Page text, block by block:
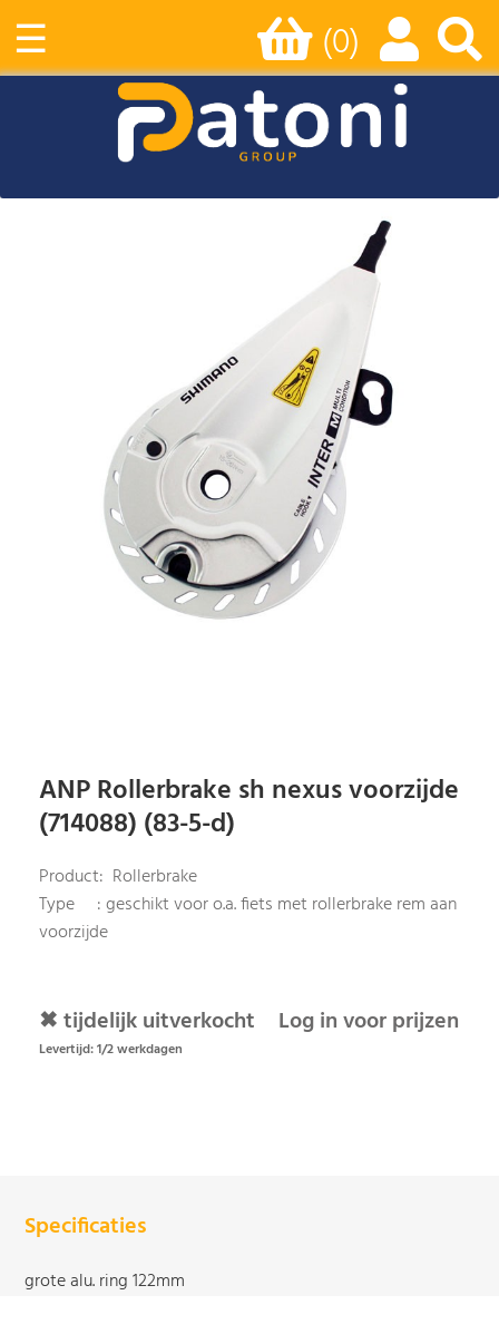
☰ (0)
ANP Rollerbrake sh nexus voorzijde
(714088) (83-5-d)
Product: Rollerbrake
Type : geschikt voor o.a. fiets met rollerbrake rem aan
voorzijde
✖ tijdelijk uitverkocht
Levertijd: 1/2 werkdagen
Log in voor prijzen
Specificaties
grote alu. ring 122mm